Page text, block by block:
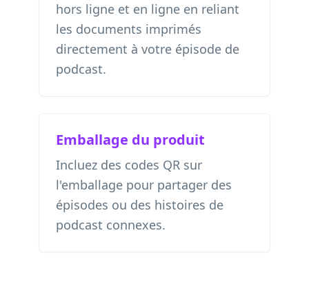
hors ligne et en ligne en reliant
les documents imprimés
directement à votre épisode de
podcast.
Emballage du produit
Incluez des codes QR sur
l'emballage pour partager des
épisodes ou des histoires de
podcast connexes.